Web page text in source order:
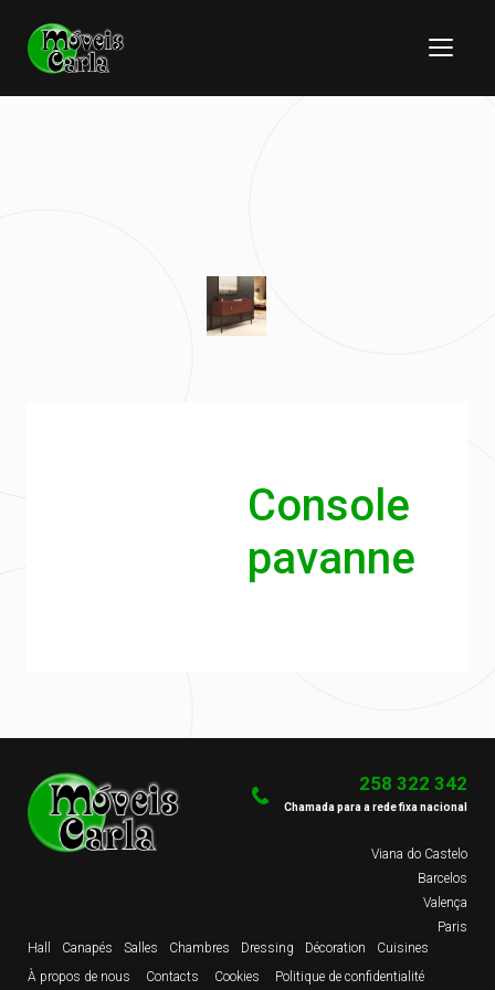
Console
pavanne
Hall Canapés Salles Chambres Dressing Décoration
Cuisines
À propos de nous
Contacts Cookies Politique de confidentialité
258 322 342
Chamada para a rede fixa nacional
Viana do Castelo
Barcelos
Valença
Paris